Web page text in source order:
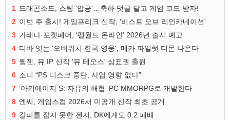
1 드래곤소드, 스팀 '압긍'…축하 댓글 달고 게임 코드 받자!
2 이번 주 출시! 게임프리크 신작, '비스트 오브 리인카네이션'
3 가레나·포켓페어, ‘팰월드 온라인’ 2026년 출시 예고
4 디바 잇는 '오버워치 한국 영웅', 메카 파일럿 디몬 나온다
5 웹젠, 뮤 IP 신작 '뮤 테오스' 상표권 출원
6 소니 “PS 디스크 중단, 사업 영향 없다”
7 ‘아키에이지 S: 자유의 해협’ PC MMORPG로 개발한다
8 엔씨, 게임스컴 2026서 미공개 신작 최초 공개
9 갈피를 잡지 못한 젠지, DK에게도 0:2 패배